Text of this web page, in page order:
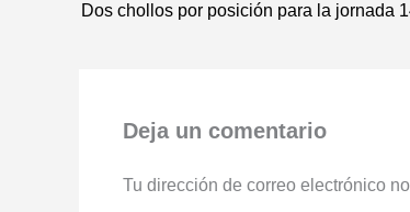
Dos chollos por posición para la jornada
Deja un comentario
Tu dirección de correo electrónico